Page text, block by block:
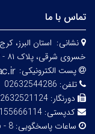
تماس با ما
نشانی: استان البرز،
خسروی شرقی، پلاک ۸۱ - ۸۳
پست الکترونیکی:
تلفن: 02632544286
دورنگار:
کدپستی:
ساعات پاسخگویی: 8 - 16